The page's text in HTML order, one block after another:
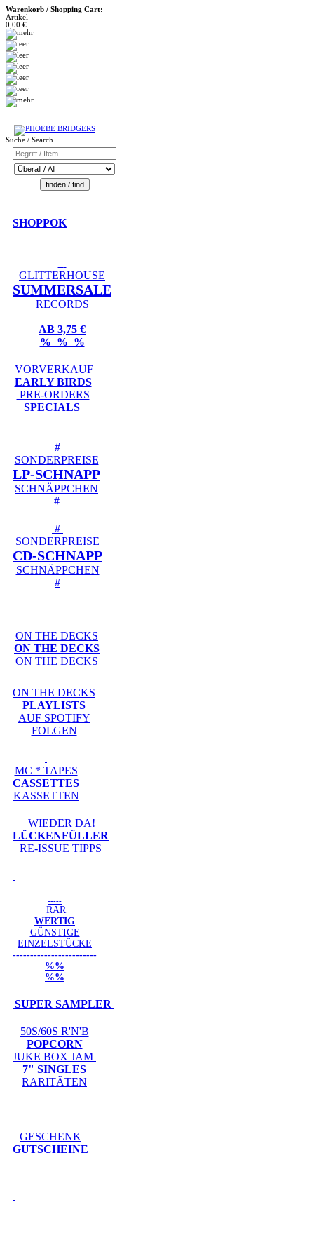
Warenkorb / Shopping Cart:
Artikel
0,00 €
Suche / Search
SHOPPOK
GLITTERHOUSE
SUMMERSALE
RECORDS
AB 3,75 €
% % %
VORVERKAUF
EARLY BIRDS
PRE-ORDERS
SPECIALS
#
SONDERPREISE
LP-SCHNAPP
SCHNÄPPCHEN
#
#
SONDERPREISE
CD-SCHNAPP
SCHNÄPPCHEN
#
ON THE DECKS
ON THE DECKS
ON THE DECKS
ON THE DECKS
PLAYLISTS
AUF SPOTIFY
FOLGEN
MC * TAPES
CASSETTES
KASSETTEN
WIEDER DA!
LÜCKENFÜLLER
RE-ISSUE TIPPS
-----
RAR
WERTIG
GÜNSTIGE
EINZELSTÜCKE
------------------------
%%
%%
SUPER SAMPLER
50S/60S R'N'B
POPCORN
JUKE BOX JAM
7" SINGLES
RARITÄTEN
GESCHENK
GUTSCHEINE